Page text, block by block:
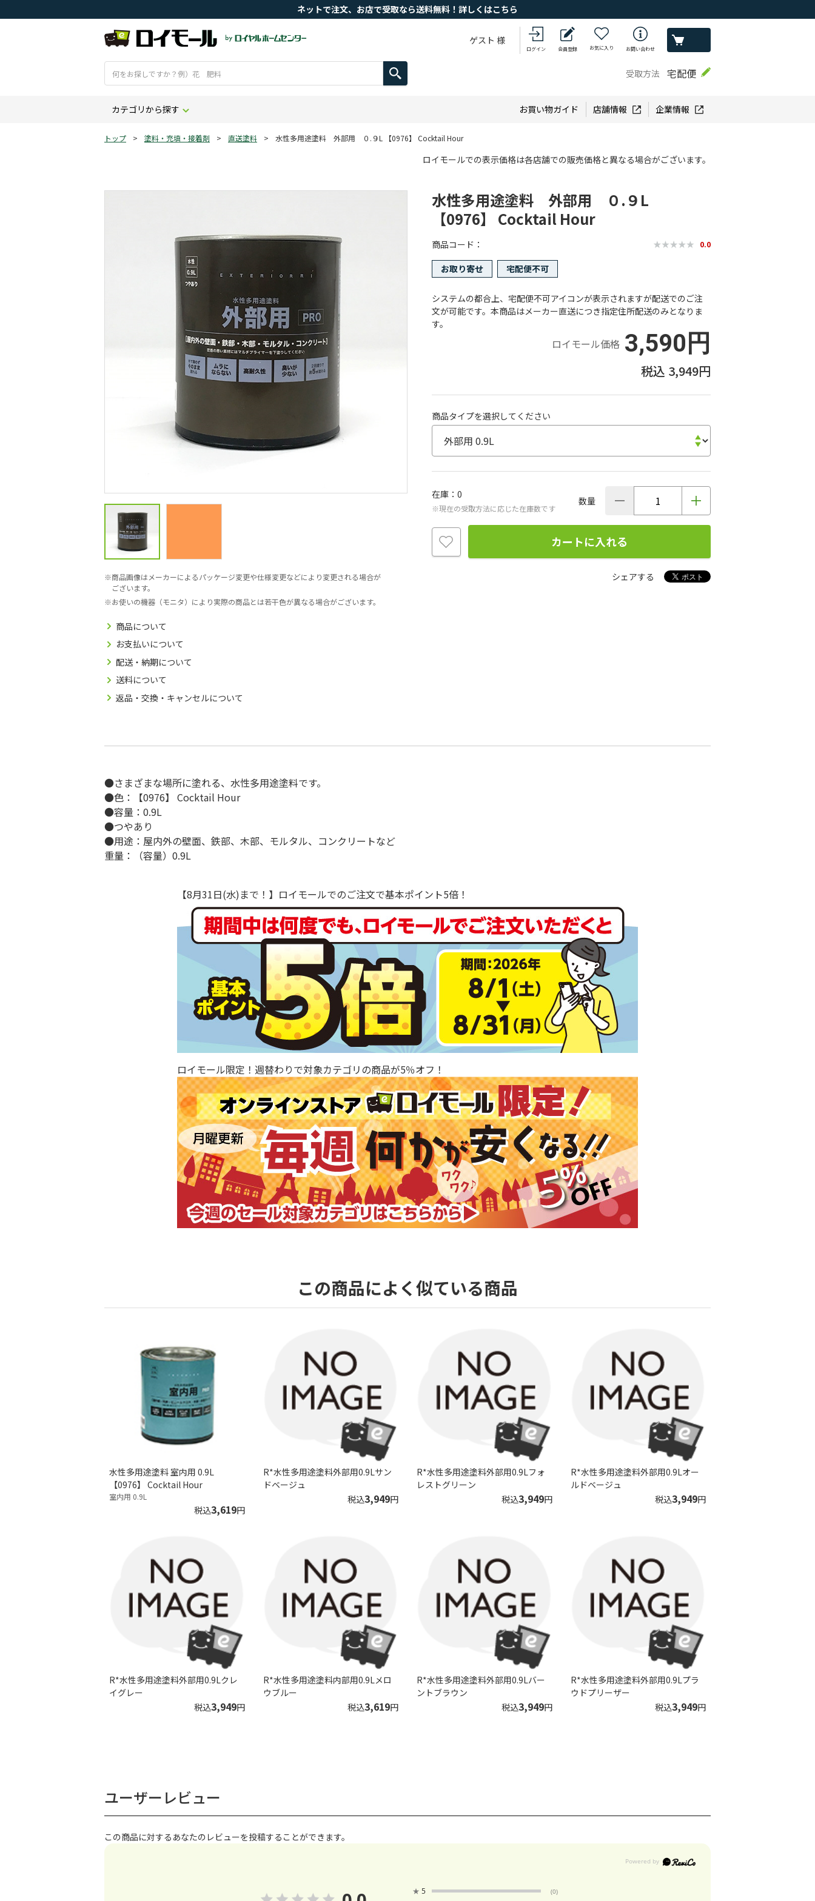
ネットで注文、お店で受取なら送料無料！詳しくはこちら
ゲスト 様
ログイン 会員登録 お気に入り お問い合わせ
受取方法 宅配便
カテゴリから探す お買い物ガイド 店舗情報 企業情報
トップ > 塗料・充填・接着剤 > 直送塗料 > 水性多用途塗料 外部用 ０.９L 【0976】 Cocktail Hour
ロイモールでの表示価格は各店舗での販売価格と異なる場合がございます。
商品画像はメーカーによるパッケージ変更や仕様変更などにより変更される場合が
ございます。
お使いの機器（モニタ）により実際の商品とは若干色が異なる場合がございます。
商品について
お支払いについて
配送・納期について
送料について
返品・交換・キャンセルについて
水性多用途塗料 外部用 ０.９L
【0976】 Cocktail Hour
商品コード 0.0
お取り寄せ 宅配便不可
システムの都合上、宅配便不可アイコンが表示されますが配送でのご注
文が可能です。本商品はメーカー直送につき指定住所配送のみとなりま
す。
ロイモール価格 3,590円
3,949円
商品タイプを選択してください
在庫 0
※現在の受取方法に応じた在庫数です
数量
カートに入れる
シェアする
●さまざまな場所に塗れる、水性多用途塗料です。
●色：【0976】 Cocktail Hour
●容量：0.9L
●つやあり
●用途：屋内外の壁面、鉄部、木部、モルタル、コンクリートなど
重量：（容量）0.9L
【8月31日(水)まで！】ロイモールでのご注文で基本ポイント5倍！
ロイモール限定！週替わりで対象カテゴリの商品が5％オフ！
この商品によく似ている商品
水性多用途塗料 室内用 0.9L
【0976】 Cocktail Hour
室内用 0.9L
税込3,619円
R*水性多用途塗料外部用0.9Lサン
ドベージュ
税込3,949円
R*水性多用途塗料外部用0.9Lフォ
レストグリーン
税込3,949円
R*水性多用途塗料外部用0.9Lオー
ルドベージュ
税込3,949円
R*水性多用途塗料外部用0.9Lクレ
イグレー
税込3,949円
R*水性多用途塗料内部用0.9Lメロ
ウブルー
税込3,619円
R*水性多用途塗料外部用0.9Lバー
ントブラウン
税込3,949円
R*水性多用途塗料外部用0.9Lプラ
ウドプリーザー
税込3,949円
ユーザーレビュー
この商品に対するあなたのレビューを投稿することができます。
★ 5 (0)